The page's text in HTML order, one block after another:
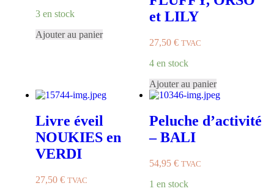
3 en stock
Ajouter au panier
et LILY
27,50 € TVAC
4 en stock
Ajouter au panier
Livre éveil
NOUKIES en
VERDI
27,50 € TVAC
Peluche d’activité
– BALI
54,95 € TVAC
1 en stock